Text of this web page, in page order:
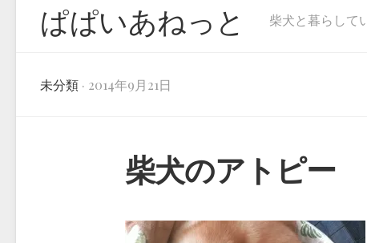
ぱぱいあねっと 柴犬と暮らし
未分類 · 2014年9月21日
柴犬のアトピー